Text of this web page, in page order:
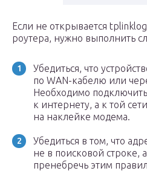
Если не открывается
роутера, нужно выполнить
Убедиться, что
по WAN-кабелю или
Необходимо
к интернету, а к той
на наклейке модема.
Убедиться в том, что
не в поисковой строке,
пренебречь этим